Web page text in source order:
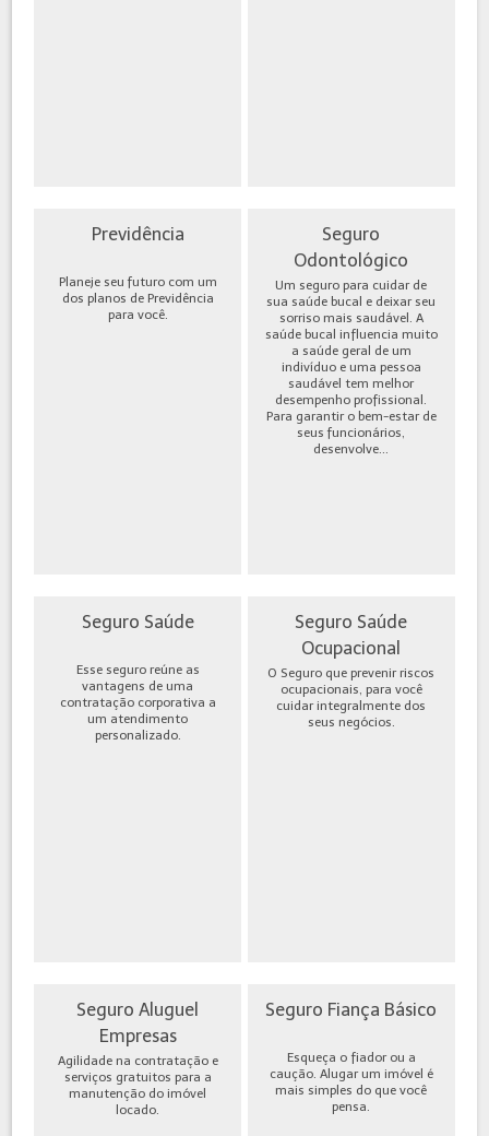
Previdência
Planeje seu futuro com um
dos planos de Previdência
para você.
Seguro
Odontológico
Um seguro para cuidar de
sua saúde bucal e deixar seu
sorriso mais saudável. A
saúde bucal influencia muito
a saúde geral de um
indivíduo e uma pessoa
saudável tem melhor
desempenho profissional.
Para garantir o bem-estar de
seus funcionários,
desenvolve...
Seguro Saúde
Esse seguro reúne as
vantagens de uma
contratação corporativa a
um atendimento
personalizado.
Seguro Saúde
Ocupacional
O Seguro que prevenir riscos
ocupacionais, para você
cuidar integralmente dos
seus negócios.
Seguro Aluguel
Empresas
Agilidade na contratação e
serviços gratuitos para a
manutenção do imóvel
locado.
Seguro Fiança Básico
Esqueça o fiador ou a
caução. Alugar um imóvel é
mais simples do que você
pensa.